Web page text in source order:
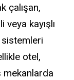
çalışan,
kayışlı
otel,